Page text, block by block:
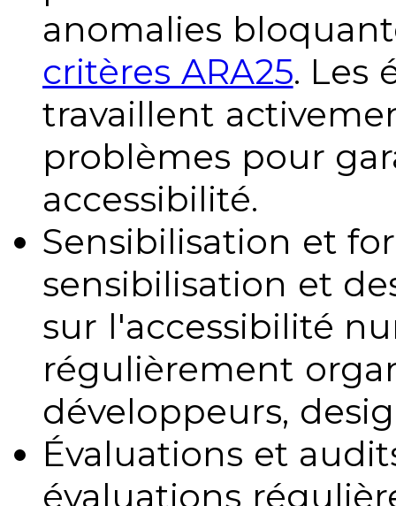
anomalies
critères ARA25. Les
travaillent
problèmes pour
accessibilité.
Sensibilisation et
sensibilisation et
sur l'accessibilité
régulièrement
développeurs,
Évaluations et
évaluations